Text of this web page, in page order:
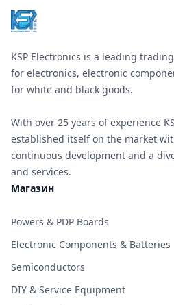
KSP Electronics is a leading
for electronics, electronic
for white and black goods.
With over 25 years of experience
established itself on the market
continuous development and a
and services.
Магазин
Powers & PDP Boards
Electronic Components & Batteries
Semiconductors
DIY & Service Equipment